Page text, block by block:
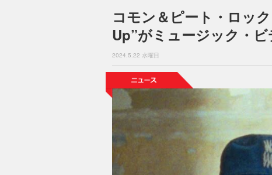
コモン＆ピート・ロッ
Up”がミュージック・
2024.5.22 水曜日